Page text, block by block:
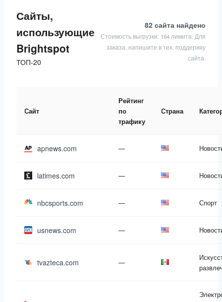
Сайты,
использующие
Brightspot
ТОП-20
82 сайта найдено
Стоимость выгрузки: 164 лимита. Для
заказа, напишите в тех. поддержку
сайта.
Сайт
Рейтинг
по
трафику
Страна
apnews.com —
latimes.com —
nbcsports.com — Спорт
usnews.com —
tvazteca.com —